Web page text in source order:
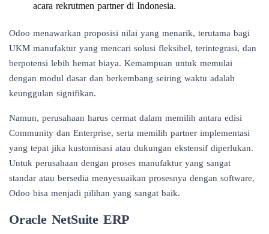
acara rekrutmen partner di Indonesia.
Odoo menawarkan proposisi nilai yang menarik, terutama bagi
UKM manufaktur yang mencari solusi fleksibel, terintegrasi, dan
berpotensi lebih hemat biaya. Kemampuan untuk memulai
dengan modul dasar dan berkembang seiring waktu adalah
keunggulan signifikan.
Namun, perusahaan harus cermat dalam memilih antara edisi
Community dan Enterprise, serta memilih partner implementasi
yang tepat jika kustomisasi atau dukungan ekstensif diperlukan.
Untuk perusahaan dengan proses manufaktur yang sangat
standar atau bersedia menyesuaikan prosesnya dengan software,
Odoo bisa menjadi pilihan yang sangat baik.
Oracle NetSuite ERP